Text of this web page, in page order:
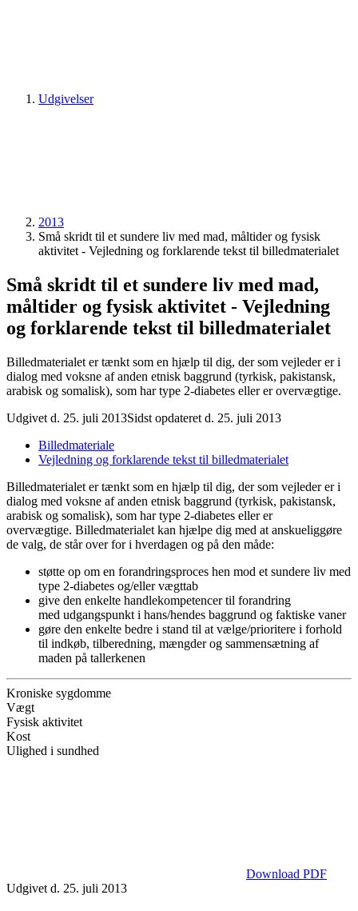
Udgivelser
2013
Små skridt til et sundere liv med mad, måltider og fysisk
aktivitet - Vejledning og forklarende tekst til billedmaterialet
Små skridt til et sundere liv med mad,
måltider og fysisk aktivitet - Vejledning
og forklarende tekst til billedmaterialet
Billedmaterialet er tænkt som en hjælp til dig, der som vejleder er i
dialog med voksne af anden etnisk baggrund (tyrkisk, pakistansk,
arabisk og somalisk), som har type 2-diabetes eller er overvægtige.
Udgivet d. 25. juli 2013Sidst opdateret d. 25. juli 2013
Billedmateriale
Vejledning og forklarende tekst til billedmaterialet
Billedmaterialet er tænkt som en hjælp til dig, der som vejleder er i
dialog med voksne af anden etnisk baggrund (tyrkisk, pakistansk,
arabisk og somalisk), som har type 2-diabetes eller er
overvægtige. Billedmaterialet kan hjælpe dig med at anskueliggøre
de valg, de står over for i hverdagen og på den måde:
støtte op om en forandringsproces hen mod et sundere liv med
type 2-diabetes og/eller vægttab
give den enkelte handlekompetencer til forandring
med udgangspunkt i hans/hendes baggrund og faktiske vaner
gøre den enkelte bedre i stand til at vælge/prioritere i forhold
til indkøb, tilberedning, mængder og sammensætning af
maden på tallerkenen
Kroniske sygdomme
Vægt
Fysisk aktivitet
Kost
Ulighed i sundhed
Download PDF
Udgivet d. 25. juli 2013